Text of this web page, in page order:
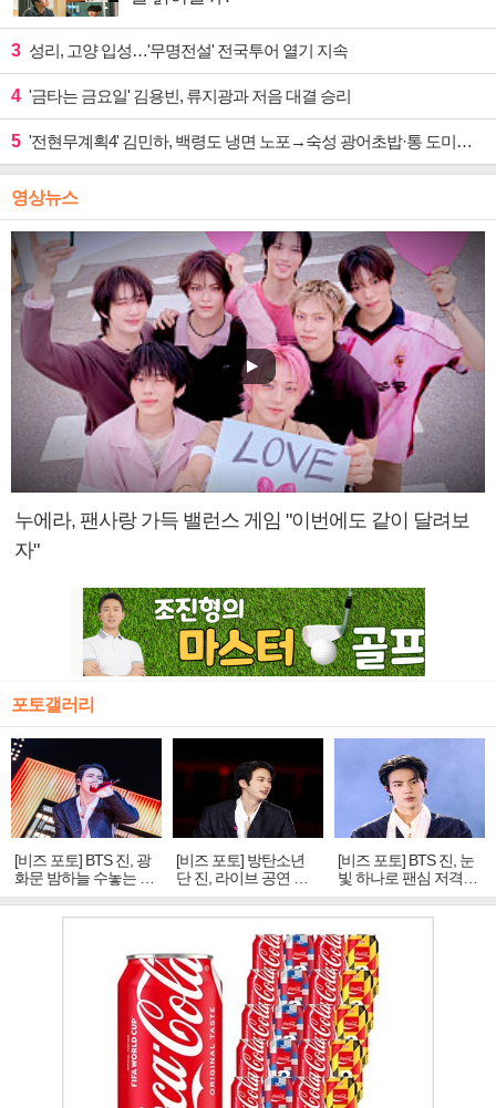
3 성리, 고양 입성…'무명전설' 전국투어 열기 지속
4 '금타는 금요일' 김용빈, 류지광과 저음 대결 승리
5 '전현무계획4' 김민하, 백령도 냉면 노포→숙성 광어초밥·통 도미찜 맛집 탐방
영상뉴스
누에라, 팬사랑 가득 밸런스 게임 "이번에도 같이 달려보
자"
포토갤러리
[비즈 포토] BTS 진, 광
화문 밤하늘 수놓는 '비
주얼 킹'의 열창
[비즈 포토] 방탄소년
단 진, 라이브 공연 중
빛나는 독보적 아우라
[비즈 포토] BTS 진, 눈
빛 하나로 팬심 저격…
독보적 카리스마